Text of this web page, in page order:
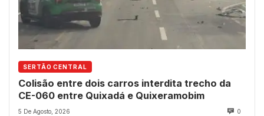
SERTÃO CENTRAL
Colisão entre dois carros interdita trecho da
CE-060 entre Quixadá e Quixeramobim
5 De Agosto, 2026 0